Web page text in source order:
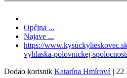
Općina ...
Najave ...
https://
vyhlaska-polovnickej-
Dodao korisnik Katarína Hmírová | 22